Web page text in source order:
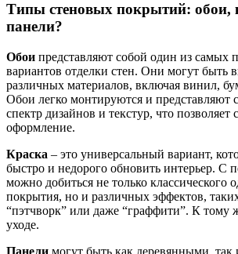
Типы стеновых покрытий: обои,
панели?
Обои представляют собой один из самых
вариантов отделки стен. Они могут быть
различных материалов, включая винил,
Обои легко монтируются и представляют
спектр дизайнов и текстур, что позволяет
оформление.
Краска – это универсальный вариант,
быстро и недорого обновить интерьер. С
можно добиться не только классического
покрытия, но и различных эффектов,
“пэтчворк” или даже “граффити”. К тому
уходе.
Панели могут быть как деревянными, так